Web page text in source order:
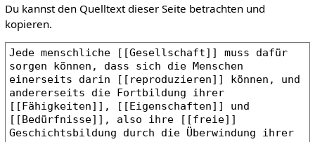
Du kannst den Quelltext dieser Seite betrachten und
kopieren.